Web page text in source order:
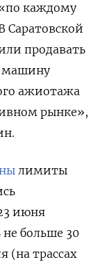
каждому
Саратовской
продавать
машину
ажиотажа
рынке»,
лимиты
июня
больше 30
(на трассах